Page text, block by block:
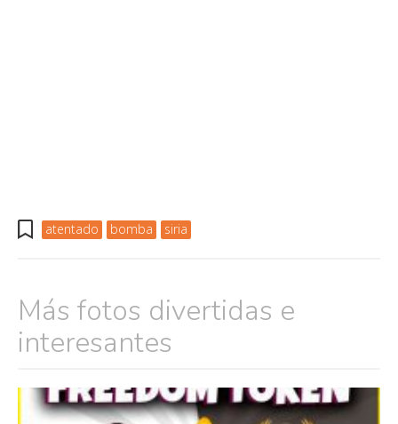
atentado bomba siria
Más fotos divertidas e
interesantes